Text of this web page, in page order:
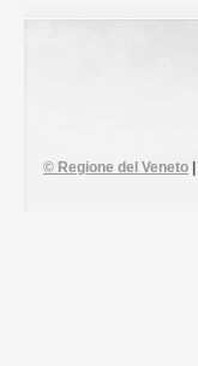
© Regione del Veneto